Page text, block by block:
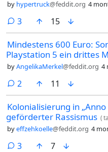
by hypertruck@feddit.org 4
3comments
15
Mindestens 600 Euro:
Playstation 5 ein drittes
byAngelikaMerkel@feddit.org 4
2 comments
11
Kolonialisierung in
geförderter Rassismus (
byeffzehkoelle@feddit.org 4
3comments
7